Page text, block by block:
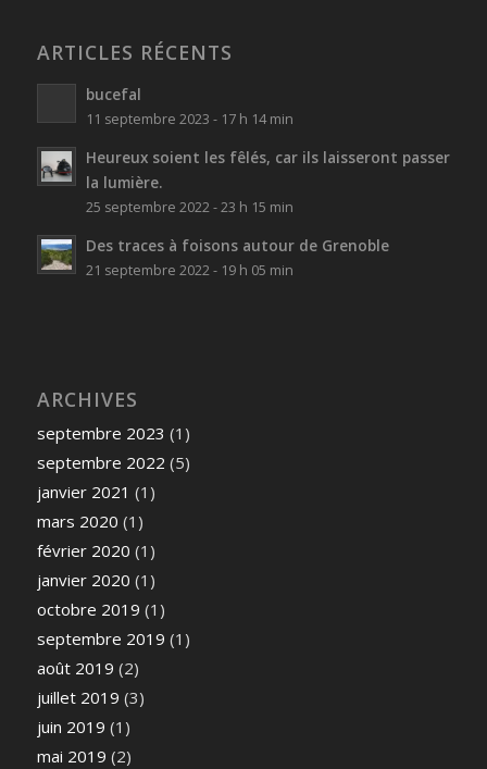
ARTICLES RÉCENTS
bucefal
11 septembre 2023 - 17 h 14 min
Heureux soient les fêlés, car ils laisseront passer
la lumière.
25 septembre 2022 - 23 h 15 min
Des traces à foisons autour de Grenoble
21 septembre 2022 - 19 h 05 min
ARCHIVES
septembre 2023 (1)
septembre 2022 (5)
janvier 2021 (1)
mars 2020 (1)
février 2020 (1)
janvier 2020 (1)
octobre 2019 (1)
septembre 2019 (1)
août 2019 (2)
juillet 2019 (3)
juin 2019 (1)
mai 2019 (2)